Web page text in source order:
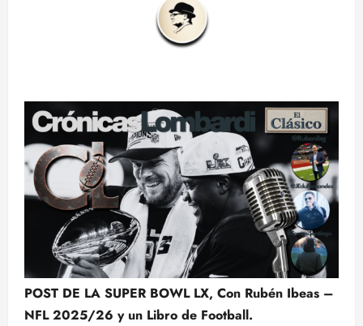
POST DE LA SUPER BOWL LX, Con Rubén Ibeas –
NFL 2025/26 y un Libro de Football.